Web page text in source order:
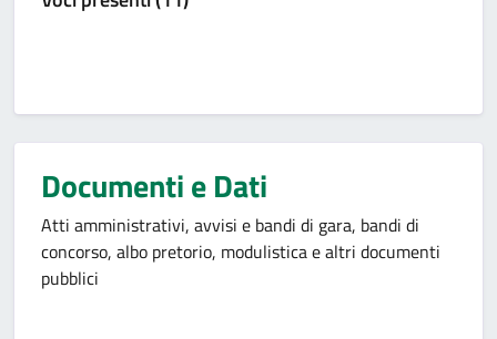
Documenti e Dati
Atti amministrativi, avvisi e bandi di gara, bandi di
concorso, albo pretorio, modulistica e altri documenti
pubblici